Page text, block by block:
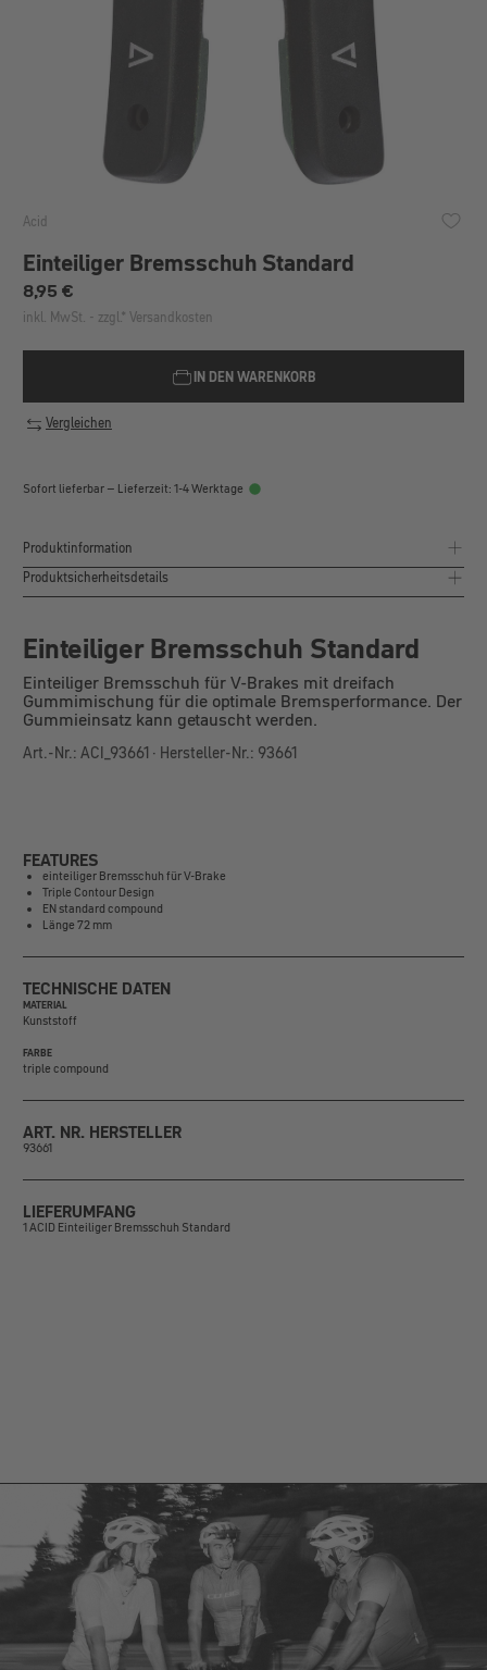
Acid
Einteiliger Bremsschuh Standard
Regulärer Preis:
8,95 €
inkl. MwSt. - zzgl.* Versandkosten
IN DEN WARENKORB
Vergleichen
Sofort lieferbar – Lieferzeit: 1-4 Werktage
Produktinformation
Produktsicherheitsdetails
Einteiliger Bremsschuh Standard
Einteiliger Bremsschuh für V-Brakes mit dreifach
Gummimischung für die optimale Bremsperformance. Der
Gummieinsatz kann getauscht werden.
Art.-Nr.: ACI_93661 · Hersteller-Nr.: 93661
FEATURES
einteiliger Bremsschuh für V-Brake
Triple Contour Design
EN standard compound
Länge 72 mm
TECHNISCHE DATEN
MATERIAL
Kunststoff
FARBE
triple compound
ART. NR. HERSTELLER
93661
LIEFERUMFANG
1 ACID Einteiliger Bremsschuh Standard